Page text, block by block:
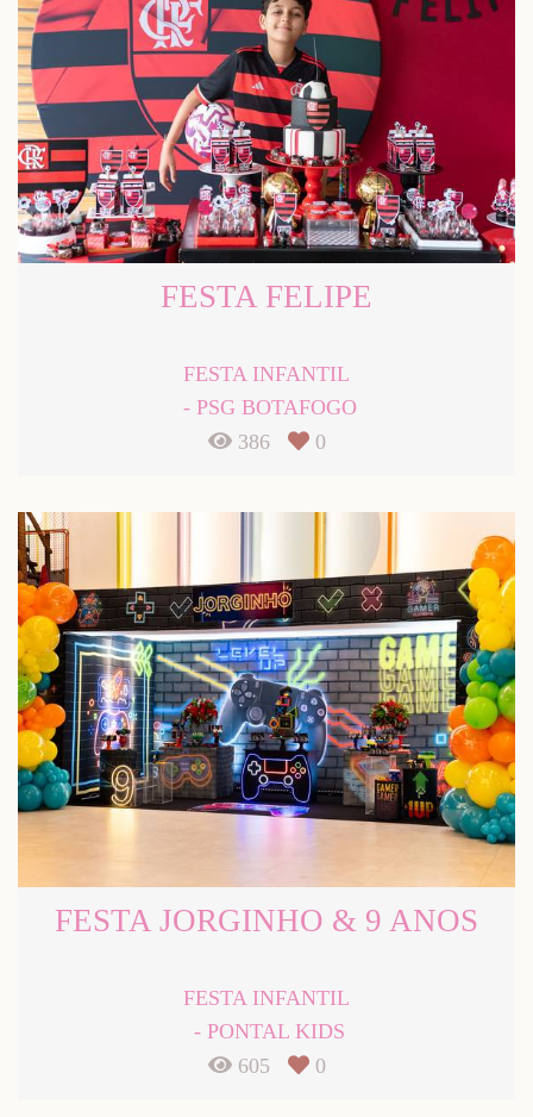
FESTA FELIPE
FESTA INFANTIL
PSG BOTAFOGO
386
0
FESTA JORGINHO & 9 ANOS
FESTA INFANTIL
PONTAL KIDS
605
0